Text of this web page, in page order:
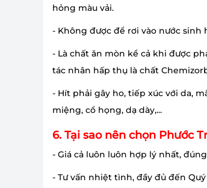
hỏng màu vải.
- Không được để rơi vào nước sinh
- Là chất ăn mòn kể cả khi được
tác nhân hấp thụ là chất
- Hít phải gây ho, tiếp xúc với da,
miệng, cổ họng, dạ dày,...
6. Tại sao nên chọn Phước
- Giá cả luôn luôn hợp lý nhất,
- Tư vấn nhiệt tình, đầy đủ đến